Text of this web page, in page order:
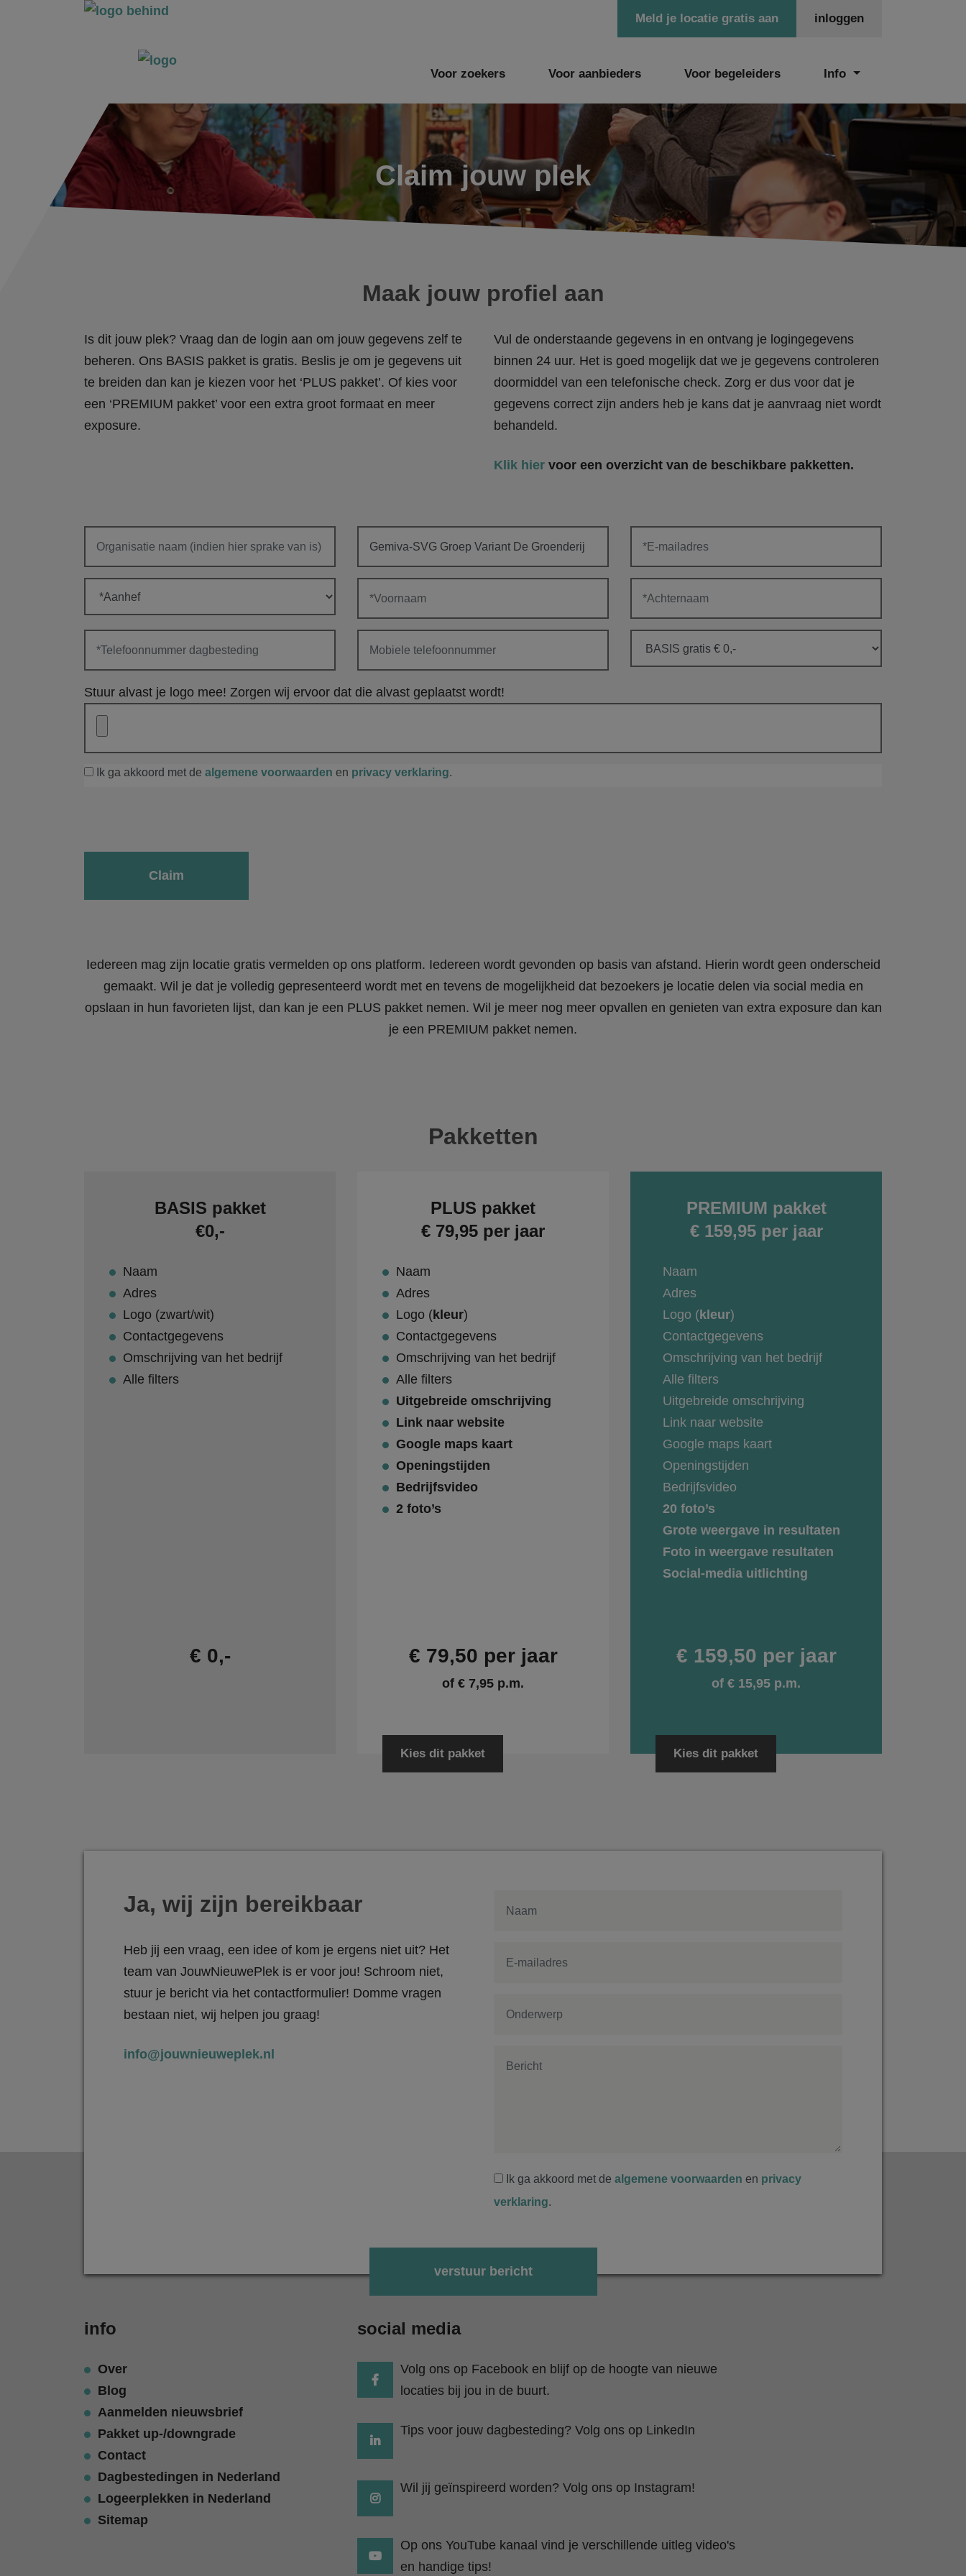
inloggen
Meld je locatie gratis aan
Voor zoekers Voor aanbieders Voor begeleiders Info
Claim jouw plek
Maak jouw profiel aan
Is dit jouw plek? Vraag dan de login aan om jouw gegevens zelf te
beheren. Ons BASIS pakket is gratis. Beslis je om je gegevens uit
te breiden dan kan je kiezen voor het ‘PLUS pakket’. Of kies voor
een ‘PREMIUM pakket’ voor een extra groot formaat en meer
exposure.
Vul de onderstaande gegevens in en ontvang je logingegevens
binnen 24 uur. Het is goed mogelijk dat we je gegevens controleren
doormiddel van een telefonische check. Zorg er dus voor dat je
gegevens correct zijn anders heb je kans dat je aanvraag niet wordt
behandeld.
Klik hier voor een overzicht van de beschikbare pakketten.
Stuur alvast je logo mee! Zorgen wij ervoor dat die alvast geplaatst wordt!
Ik ga akkoord met de algemene voorwaarden en privacy verklaring.
Iedereen mag zijn locatie gratis vermelden op ons platform. Iedereen wordt gevonden op basis van afstand. Hierin wordt geen onderscheid
gemaakt. Wil je dat je volledig gepresenteerd wordt met en tevens de mogelijkheid dat bezoekers je locatie delen via social media en
opslaan in hun favorieten lijst, dan kan je een PLUS pakket nemen. Wil je meer nog meer opvallen en genieten van extra exposure dan kan
je een PREMIUM pakket nemen.
Pakketten
BASIS pakket
€0,-
Naam
Adres
Logo (zwart/wit)
Contactgegevens
Omschrijving van het bedrijf
Alle filters
€ 0,-
PLUS pakket
€ 79,95 per jaar
Naam
Adres
Logo (kleur)
Contactgegevens
Omschrijving van het bedrijf
Alle filters
Uitgebreide omschrijving
Link naar website
Google maps kaart
Openingstijden
Bedrijfsvideo
2 foto’s
€ 79,50 per jaar
of € 7,95 p.m.
Kies dit pakket
PREMIUM pakket
€ 159,95 per jaar
Naam
Adres
Logo ( kleur)
Contactgegevens
Omschrijving van het bedrijf
Alle filters
Uitgebreide omschrijving
Link naar website
Google maps kaart
Openingstijden
Bedrijfsvideo
20 foto’s
Grote weergave in resultaten
Foto in weergave resultaten
Social-media uitlichting
€ 159,50 per jaar
of € 15,95 p.m.
Kies dit pakket
Ja, wij zijn bereikbaar
Heb jij een vraag, een idee of kom je ergens niet uit? Het
team van JouwNieuwePlek is er voor jou! Schroom niet,
stuur je bericht via het contactformulier! Domme vragen
bestaan niet, wij helpen jou graag!
info@jouwnieuweplek.nl
Ik ga akkoord met de algemene voorwaarden en privacy
verklaring.
info
Over
Blog
Aanmelden nieuwsbrief
Pakket up-/downgrade
Contact
Dagbestedingen in Nederland
Logeerplekken in Nederland
Sitemap
social media
Volg ons op Facebook en blijf op de hoogte van nieuwe
locaties bij jou in de buurt.
Tips voor jouw dagbesteding? Volg ons op LinkedIn
Wil jij geïnspireerd worden? Volg ons op Instagram!
Op ons YouTube kanaal vind je verschillende uitleg video's
en handige tips!